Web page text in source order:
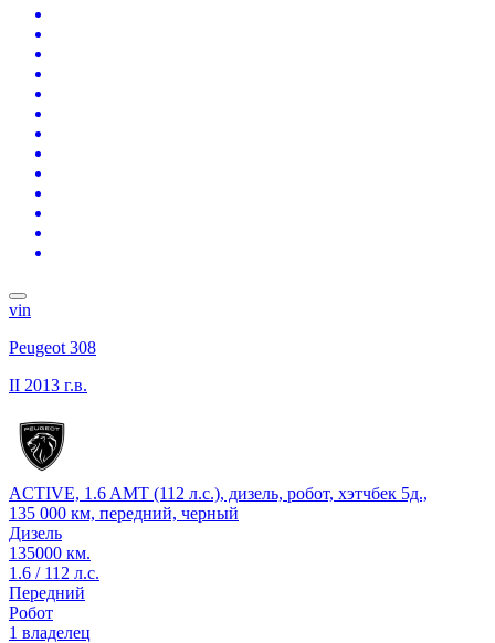
vin
Peugeot 308
II 2013 г.в.
ACTIVE, 1.6 AMT (112 л.с.), дизель, робот, хэтчбек 5д.,
135 000 км, передний, черный
Дизель
135000 км.
1.6 / 112 л.с.
Передний
Робот
1 владелец